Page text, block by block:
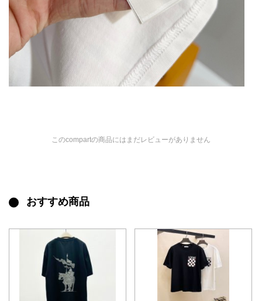
このcompartの商品にはまだレビューがありません
おすすめ商品